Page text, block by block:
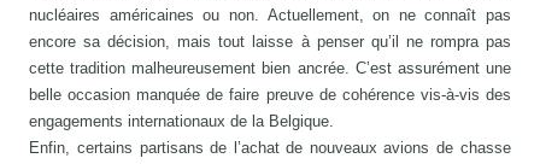
nucléaires américaines ou non. Actuellement, on ne connaît pas
encore sa décision, mais tout laisse à penser qu’il ne rompra pas
cette tradition malheureusement bien ancrée. C’est assurément une
belle occasion manquée de faire preuve de cohérence vis-à-vis des
engagements internationaux de la Belgique.
Enfin, certains partisans de l’achat de nouveaux avions de chasse